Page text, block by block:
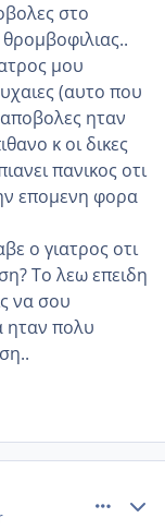
στο
θρομβοφιλιας..
μου
(αυτο που
ηταν
κ οι δικες
πανικος οτι
επομενη φορα
ο γιατρος οτι
Το λεω επειδη
να σου
ηταν πολυ